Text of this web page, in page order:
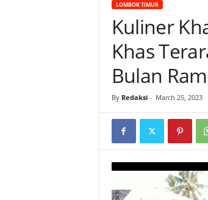
LOMBOK TIMUR
Kuliner
Khas
Bulan
By Redaksi- March 25, 2023